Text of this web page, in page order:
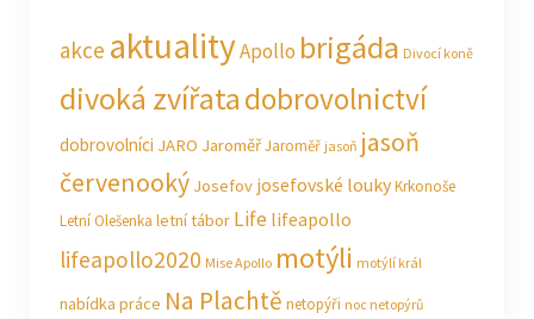
akce aktualityApollo brigáda Divocí koně
divoká zvířatadobrovolnictví
dobrovolníci JARO JaroměřJaroměř jasoň jasoň
červenooký Josefov josefovské loukyKrkonoše
Letní Olešenka letní tábor Life lifeapollo
lifeapollo2020 Mise Apollo motýli motýlí král
nabídka práce Na Plachtě netopýři noc netopýrů